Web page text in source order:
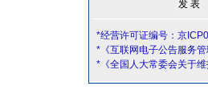
*经营许可证编号：京
*《互联网电子公告服务管
*《全国人大常委会关于维